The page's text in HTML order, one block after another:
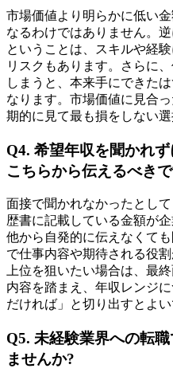
市場価値より明らかに低い
なるわけではありません。
ということは、スキルや経
リスクもあります。さらに
しまうと、本来手にできた
なります。市場価値に見合
期的に見て最も損をしない選
Q4. 希望年収を聞かれず
こちらから伝えるべき
面接で聞かれなかったとし
歴書に記載している金額が
他から自発的に伝えなくて
で仕事内容や期待される役
上位を狙いたい場合は、最
内容を踏まえ、年収レンジ
だければ」と切り出すとよい
Q5. 未経験業界への転
ませんか?